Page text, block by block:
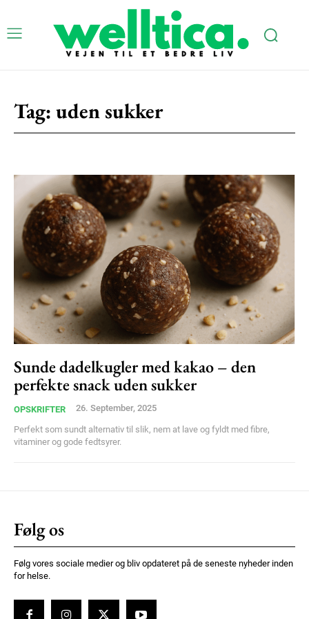
Subscription Plans
Free limited access
Gratis / forever
Etiam est nibh, lobortis sit
Praesent euismod ac
Ut mollis pellentesque tortor
Nullam eu erat condimentum
Donec quis est ac felis
Orci varius natoque dolor
100DKK
Etiam est nibh, lobortis sit
Tag: uden sukker
Sunde dadelkugler med kakao – den
perfekte snack uden sukker
OPSKRIFTER 26. September, 2025
Perfekt som sundt alternativ til slik, nem at lave og fyldt med fibre,
vitaminer og gode fedtsyrer.
Følg os
Følg vores sociale medier og bliv opdateret på de seneste nyheder inden
for helse.